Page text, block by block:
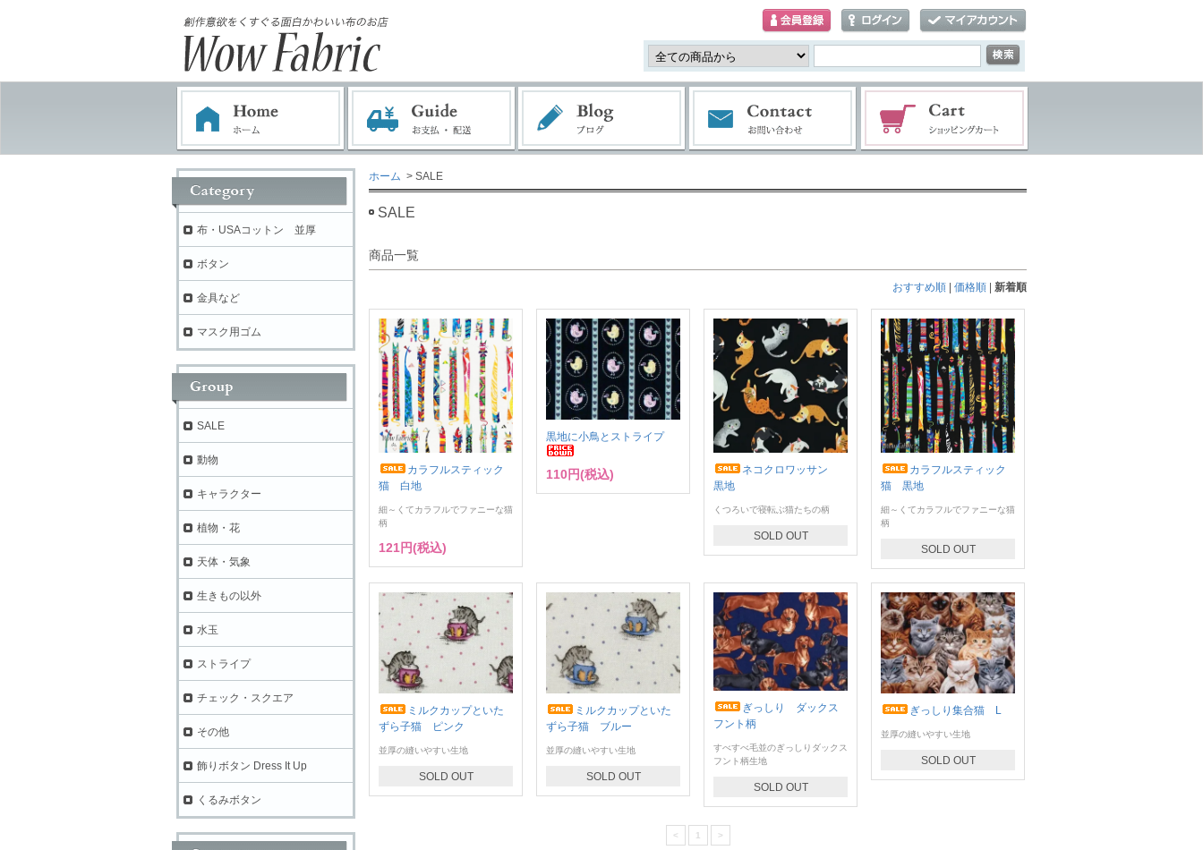
ホーム > SALE
SALE
商品一覧
おすすめ順 価格順 新着順
カラフルスティック
猫 白地
細～くてカラフルでファニーな猫
柄
121円(税込)
黒地に小鳥とストライプ
110円(税込)
ネコクロワッサン
黒地
くつろいで寝転ぶ猫たちの柄
SOLD OUT
カラフルスティック
猫 黒地
細～くてカラフルでファニーな猫
柄
SOLD OUT
ミルクカップといた
ずら子猫 ピンク
並厚の縫いやすい生地
SOLD OUT
ミルクカップといた
ずら子猫 ブルー
並厚の縫いやすい生地
SOLD OUT
ぎっしり ダックス
フント柄
すべすべ毛並のぎっしりダックス
フント柄生地
SOLD OUT
ぎっしり集合猫 L
並厚の縫いやすい生地
SOLD OUT
< 1 >
布・USAコットン 並厚
ボタン
金具など
マスク用ゴム
SALE
動物
キャラクター
植物・花
天体・気象
生きもの以外
水玉
ストライプ
チェック・スクエア
その他
飾りボタン Dress It Up
くるみボタン